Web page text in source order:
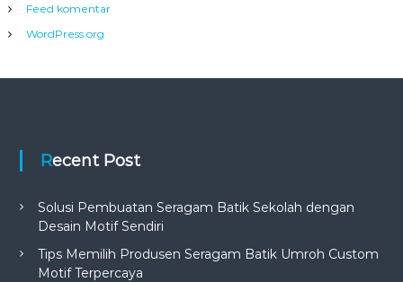
Feed komentar
WordPress.org
Recent Post
Solusi Pembuatan Seragam Batik Sekolah dengan
Desain Motif Sendiri
Tips Memilih Produsen Seragam Batik Umroh Custom
Motif Terpercaya